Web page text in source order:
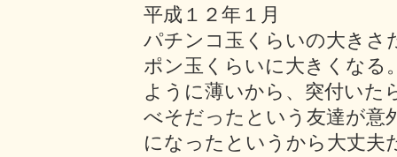
平成１２年１月
パチンコ玉くらいの大きさ
ポン玉くらいに大きくなる
ように薄いから、突付いた
べそだったという友達が意
になったというから大丈夫